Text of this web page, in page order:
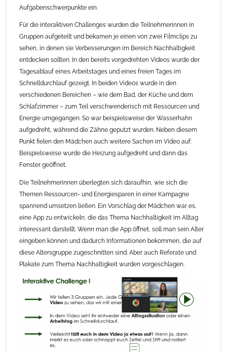
Aufgabenschwerpunkte ein.
Für die interaktiven Challenges wurden die Teilnehmerinnen in
Gruppen aufgeteilt und bekamen je einen von zwei Filmclips zu
sehen, in denen sie Verbesserungen im Bereich Nachhaltigkeit
entdecken sollten. In den bereits vorgedrehten Videos wurde der
Tagesablauf eines Arbeitstages und eines freien Tages im
Schnelldurchlauf gezeigt. In beiden Videos wurde in den
verschiedenen Bereichen – wie dem Bad, der Küche und dem
Schlafzimmer – zum Teil verschwenderisch mit Ressourcen und
Energie umgegangen. So war beispielsweise der Wasserhahn
aufgedreht, während die Zähne geputzt wurden. Neben diesem
Punkt fielen den Mädchen auch weitere Sachen im Video auf:
Beispielsweise wurde die Heizung aufgedreht und dann das
Fenster geöffnet.
Die Teilnehmerinnen überlegten sich daraufhin, wie sich die
Themen Ressourcen- und Energiesparen in einer Kampagne
spannend umsetzen ließen. Ein Vorschlag der Mädchen war es,
eine App zu entwickeln, die das Thema Nachhaltigkeit im Alltag
interessant darstellt. Wenn man die App öffnet, soll man sein Alter
eingeben können und dadurch Informationen bekommen, die auf
diese Altersgruppe zugeschnitten sind. Aber auch Referate und
Plakate zum Thema Nachhaltigkeit wurden vorgeschlagen.